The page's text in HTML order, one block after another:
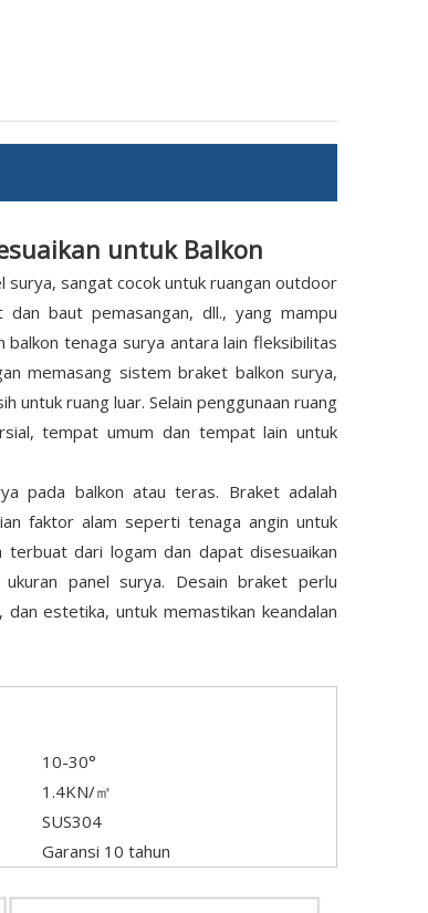
untuk Balkon
sangat cocok untuk ruangan outdoor
baut pemasangan, dll., yang mampu
tenaga surya antara lain fleksibilitas
memasang sistem braket balkon surya,
untuk ruang luar. Selain penggunaan ruang
tempat umum dan tempat lain untuk
pada balkon atau teras. Braket adalah
faktor alam seperti tenaga angin untuk
dari logam dan dapat disesuaikan
panel surya. Desain braket perlu
estetika, untuk memastikan keandalan
10-30°
1.4KN/㎡
SUS304
Garansi 10 tahun